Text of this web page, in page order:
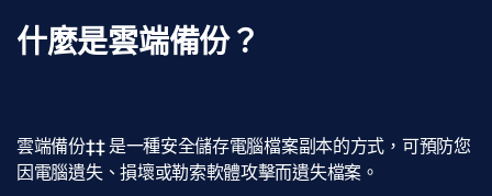
什麼是雲端備份？
雲端備份‡‡ 是一種安全儲存電腦檔案副本的方式，可預防您
因電腦遺失、損壞或勒索軟體攻擊而遺失檔案。